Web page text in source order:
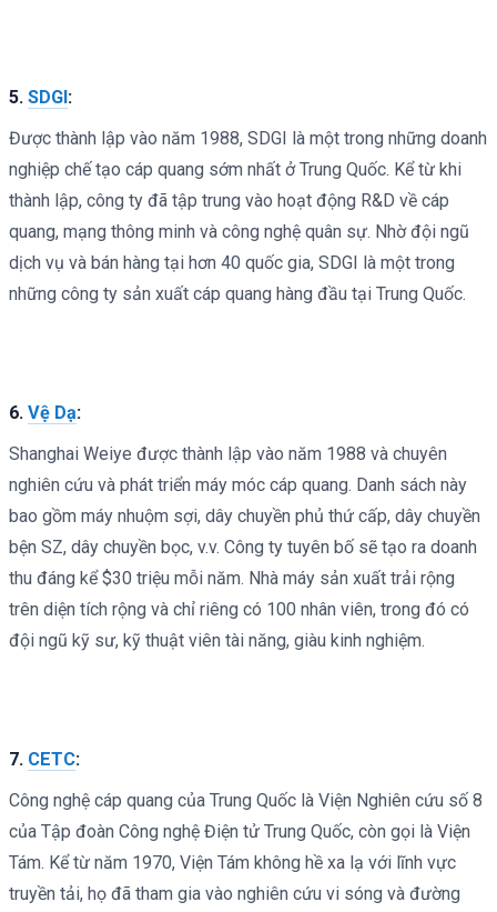
5. SDGI :
Được thành lập vào năm 1988, SDGI là một trong những doanh
nghiệp chế tạo cáp quang sớm nhất ở Trung Quốc. Kể từ khi
thành lập, công ty đã tập trung vào hoạt động R&D về cáp
quang, mạng thông minh và công nghệ quân sự. Nhờ đội ngũ
dịch vụ và bán hàng tại hơn 40 quốc gia, SDGI là một trong
những công ty sản xuất cáp quang hàng đầu tại Trung Quốc.
6. Vệ Dạ:
Shanghai Weiye được thành lập vào năm 1988 và chuyên
nghiên cứu và phát triển máy móc cáp quang. Danh sách này
bao gồm máy nhuộm sợi, dây chuyền phủ thứ cấp, dây chuyền
bện SZ, dây chuyền bọc, v.v. Công ty tuyên bố sẽ tạo ra doanh
thu đáng kể $30 triệu mỗi năm. Nhà máy sản xuất trải rộng
trên diện tích rộng và chỉ riêng có 100 nhân viên, trong đó có
đội ngũ kỹ sư, kỹ thuật viên tài năng, giàu kinh nghiệm.
7. CETC:
Công nghệ cáp quang của Trung Quốc là Viện Nghiên cứu số 8
của Tập đoàn Công nghệ Điện tử Trung Quốc, còn gọi là Viện
Tám. Kể từ năm 1970, Viện Tám không hề xa lạ với lĩnh vực
truyền tải, họ đã tham gia vào nghiên cứu vi sóng và đường